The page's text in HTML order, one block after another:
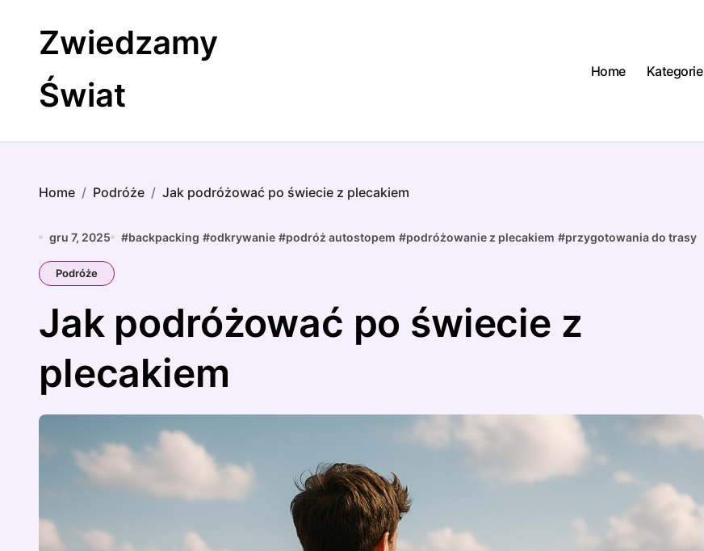
contentZwiedzamy
Świat
Home Kategorie
Home Podróże Jak podróżować po świecie z plecakiem
gru 7, 2025 #backpacking #odkrywanie #podróż autostopem #podróżowanie z plecakiem #przygotowania do trasy
Podróże
Jak podróżować po świecie z
plecakiem